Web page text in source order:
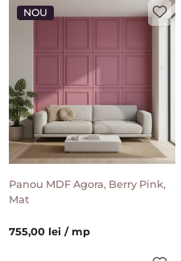
NOU
Panou MDF Agora, Berry Pink,
Mat
755,00 lei / mp